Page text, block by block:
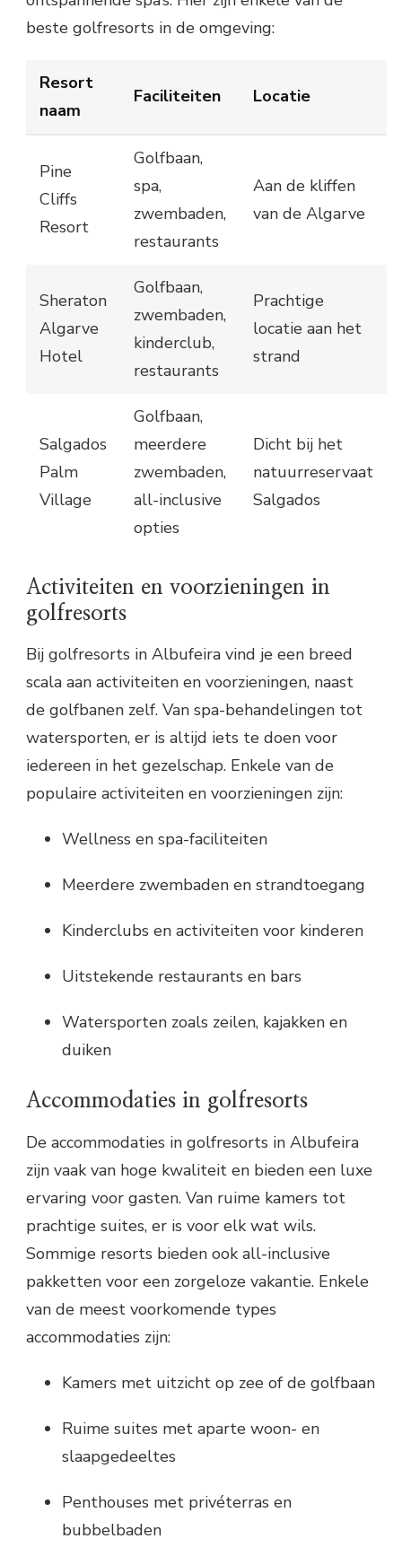
beste golfresorts in de omgeving:
Resort
naam
Faciliteiten Locatie
Pine
Cliffs
Resort
Golfbaan,
spa,
zwembaden,
restaurants
Aan de kliffen
van de Algarve
Sheraton
Algarve
Hotel
Golfbaan,
zwembaden,
kinderclub,
restaurants
Prachtige
locatie aan het
strand
Salgados
Palm
Village
Golfbaan,
meerdere
zwembaden,
all-inclusive
opties
Dicht bij het
natuurreservaat
Salgados
Activiteiten en voorzieningen in
golfresorts
Bij golfresorts in Albufeira vind je een breed
scala aan activiteiten en voorzieningen, naast
de golfbanen zelf. Van spa-behandelingen tot
watersporten, er is altijd iets te doen voor
iedereen in het gezelschap. Enkele van de
populaire activiteiten en voorzieningen zijn:
Wellness en spa-faciliteiten
Meerdere zwembaden en strandtoegang
Kinderclubs en activiteiten voor kinderen
Uitstekende restaurants en bars
Watersporten zoals zeilen, kajakken en
duiken
Accommodaties in golfresorts
De accommodaties in golfresorts in Albufeira
zijn vaak van hoge kwaliteit en bieden een luxe
ervaring voor gasten. Van ruime kamers tot
prachtige suites, er is voor elk wat wils.
Sommige resorts bieden ook all-inclusive
pakketten voor een zorgeloze vakantie. Enkele
van de meest voorkomende types
accommodaties zijn:
Kamers met uitzicht op zee of de golfbaan
Ruime suites met aparte woon- en
slaapgedeeltes
Penthouses met privéterras en
bubbelbaden